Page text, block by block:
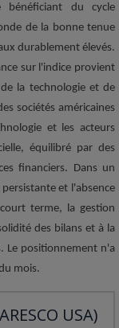
bénéficiant du cycle
de la bonne tenue
durablement élevés.
sur l'indice provient
la technologie et de
sociétés américaines
et les acteurs
équilibré par des
financiers. Dans un
et l'absence
terme, la gestion
des bilans et à la
Le positionnement n'a
mois.
USA)